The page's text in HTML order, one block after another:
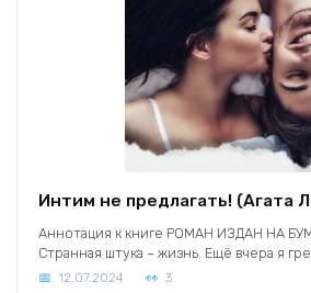
Интим не предлагать! (Агата
Аннотация к книге РОМАН ИЗДАН НА
Странная штука – жизнь. Ещё вчера я
12.07.2024 3